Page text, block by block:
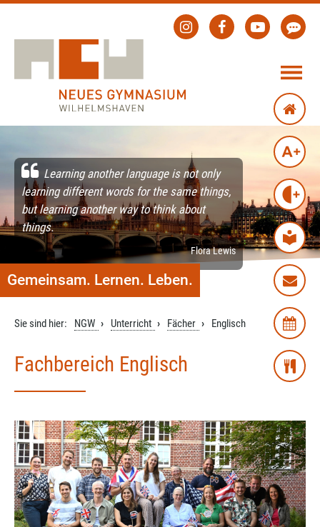
Learning another language is not only
learning different words for the same things,
but learning another way to think about
things.
Flora Lewis
Gemeinsam. Lernen. Leben.
Sie sind hier: NGW Unterricht Fächer Englisch
Fachbereich Englisch